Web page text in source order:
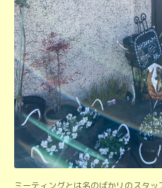
ミーティングとは名のばかリのスタ